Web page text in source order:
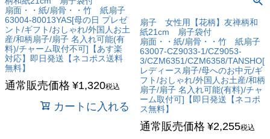
扇面・・紙/扇骨・・竹 紙扇子
63004-80013YAS[母の日 プレゼ
ント/ギフト/おしゃれ/外国人お土
産/和柄扇子/扇子 名入れ可能(有
料)/チャーム取付不可]【あす楽
対応】即日発送【ネコポス送料
無料】
通常販売価格 ¥1,320税込
カートに入れる
扇子 女性用【花柄】友禅柄和
紙21cm 扇子袋付
扇面・・紙/扇骨・・竹 紙扇子
63007-CZ9033-1/CZ9053-
3/CZM6351/CZM6358/TANSHO[
レディース扇子/母へのお中元/ギ
フト/おしゃれ/外国人お土産/和柄
扇子/扇子 名入れ可能(有料)/チャ
ーム取付可]【即日発送【ネコポ
ス無料】
通常販売価格 ¥2,255税込